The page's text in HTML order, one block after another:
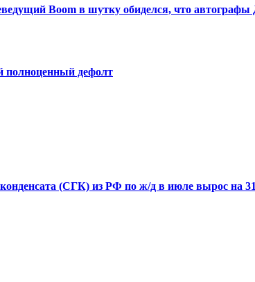
Boom в шутку обиделся, что
полноценный дефолт
конденсата (СГК) из РФ по ж/д в июле вырос на